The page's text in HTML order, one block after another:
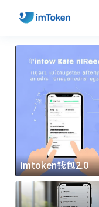
imtoken钱包2.0